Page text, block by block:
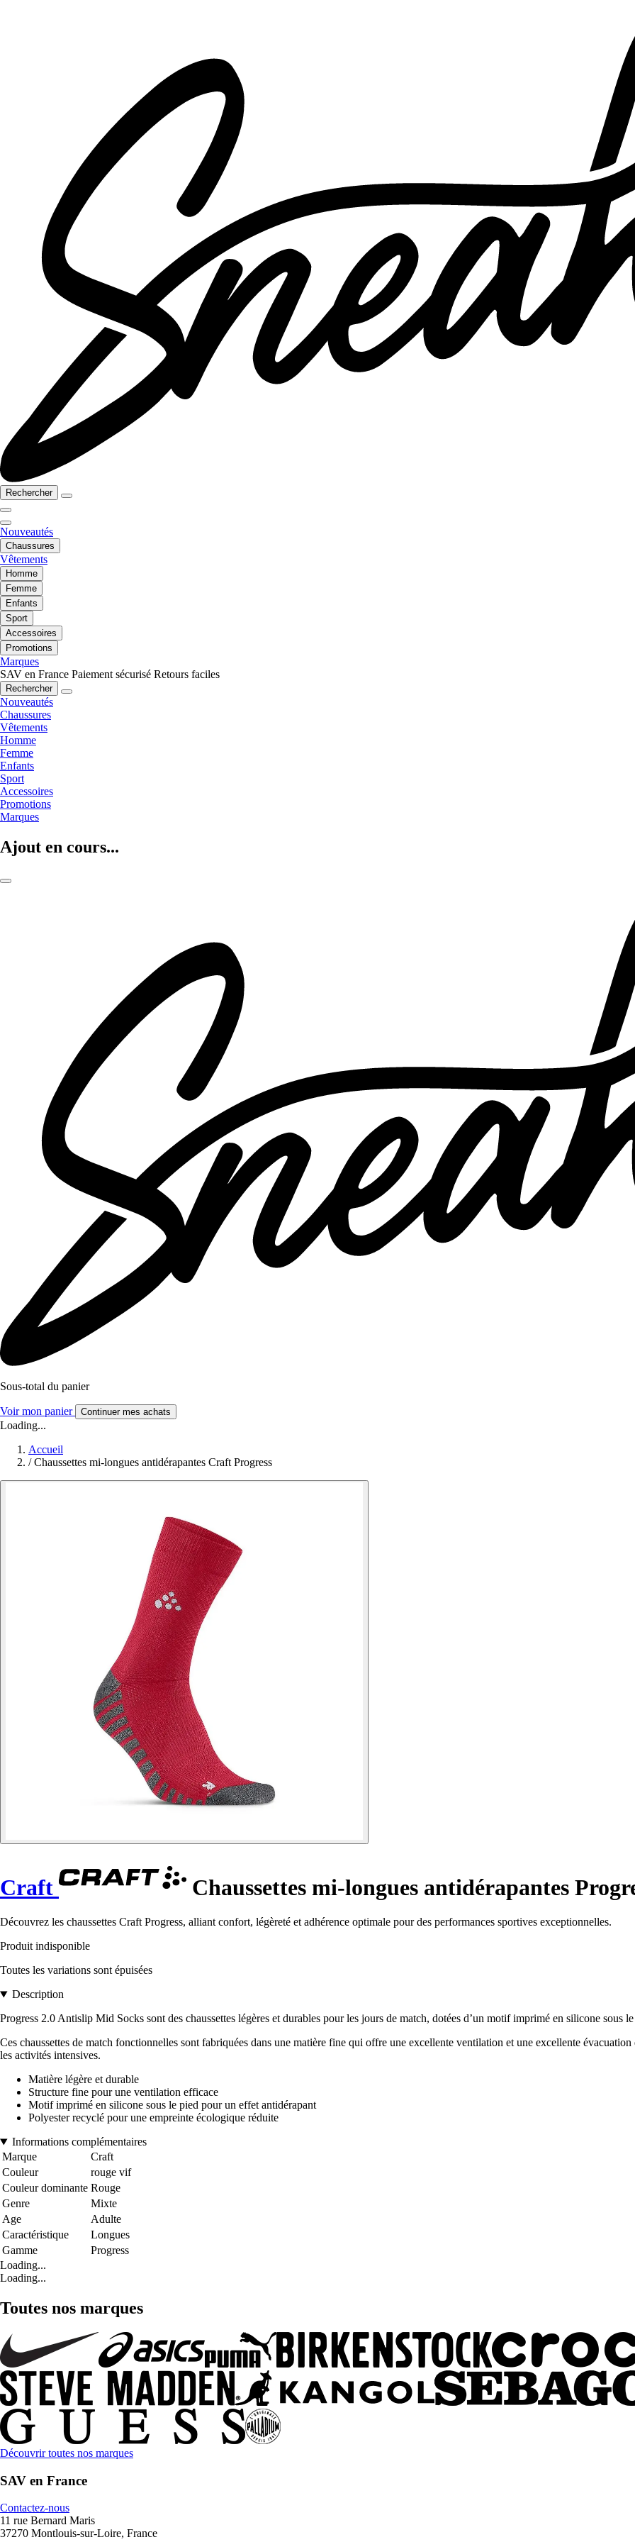
Rechercher
Nouveautés
Chaussures
Vêtements
Homme
Femme
Enfants
Sport
Accessoires
Promotions
Marques
SAV en France Paiement sécurisé Retours faciles
Rechercher
Nouveautés
Chaussures
Vêtements
Homme
Femme
Enfants
Sport
Accessoires
Promotions
Marques
Ajout en cours...
Sous-total du panier
Voir mon panier Continuer mes achats
Loading...
Accueil
/ Chaussettes mi-longues antidérapantes Craft Progress
Craft Chaussettes mi-longues antidérapantes
Découvrez les chaussettes Craft Progress, alliant confort, légèreté et adhérence optimale pour des performances sportives exceptionnelles.
Produit indisponible
Toutes les variations sont épuisées
Description
Progress 2.0 Antislip Mid Socks sont des chaussettes légères et durables pour les jours de match, dotées d’un motif imprimé en silicone sous
Ces chaussettes de match fonctionnelles sont fabriquées dans une matière fine qui offre une excellente ventilation et une excellente
les activités intensives.
Matière légère et durable
Structure fine pour une ventilation efficace
Motif imprimé en silicone sous le pied pour un effet antidérapant
Polyester recyclé pour une empreinte écologique réduite
Informations complémentaires
Marque
Craft
Couleur
rouge vif
Couleur dominante Rouge
Genre
Mixte
Age
Adulte
Caractéristique
Longues
Gamme
Progress
Loading...
Loading...
Toutes nos marques
Découvrir toutes nos marques
SAV en France
Contactez-nous
11 rue Bernard Maris
37270 Montlouis-sur-Loire, France